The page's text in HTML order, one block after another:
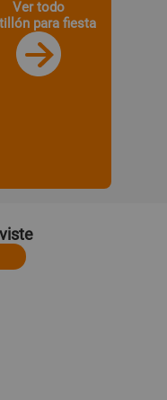
Ver todo
para fiesta